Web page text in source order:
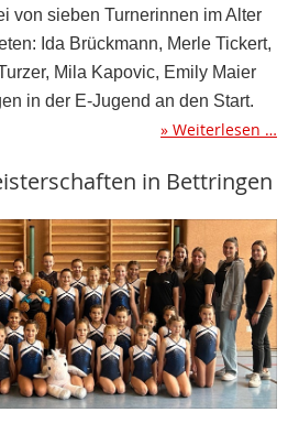
von sieben Turnerinnen im Alter
Ida Brückmann, Merle Tickert,
Mila Kapovic, Emily Maier
in der E-Jugend an den Start.
Weiterlesen …
in Bettringen